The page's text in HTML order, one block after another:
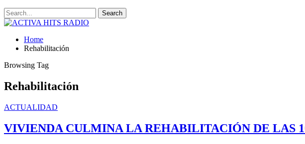
Home
Rehabilitación
Browsing Tag
Rehabilitación
ACTUALIDAD
VIVIENDA CULMINA LA REHABILITACIÓN DE LAS